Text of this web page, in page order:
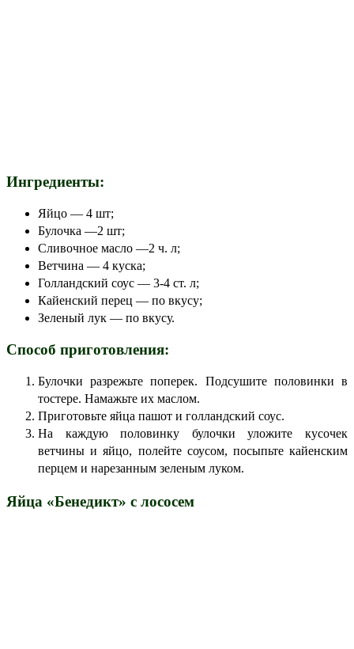
Ингредиенты:
Яйцо — 4 шт;
Булочка —2 шт;
Сливочное масло —2 ч. л;
Ветчина — 4 куска;
Голландский соус — 3-4 ст. л;
Кайенский перец — по вкусу;
Зеленый лук — по вкусу.
Способ приготовления:
Булочки разрежьте поперек. Подсушите половинки в
тостере. Намажьте их маслом.
Приготовьте яйца пашот и голландский соус.
На каждую половинку булочки уложите кусочек
ветчины и яйцо, полейте соусом, посыпьте кайенским
перцем и нарезанным зеленым луком.
Яйца «Бенедикт» с лососем